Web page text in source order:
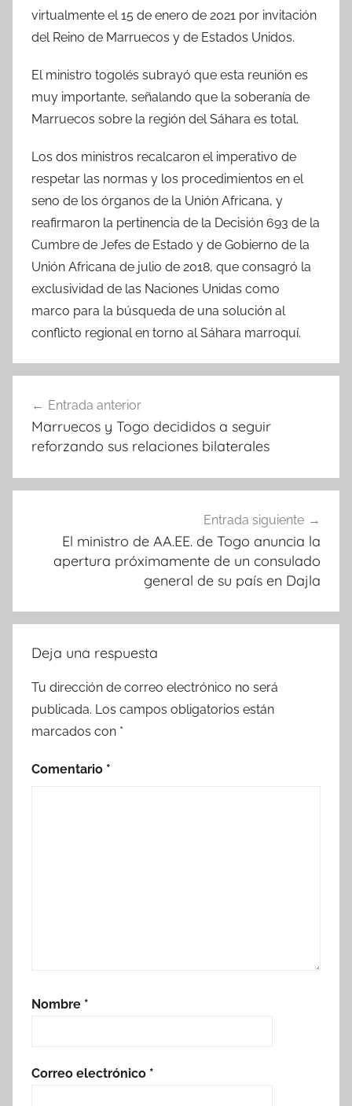
virtualmente el 15 de enero de 2021 por invitación
del Reino de Marruecos y de Estados Unidos.
El ministro togolés subrayó que esta reunión es
muy importante, señalando que la soberanía de
Marruecos sobre la región del Sáhara es total.
Los dos ministros recalcaron el imperativo de
respetar las normas y los procedimientos en el
seno de los órganos de la Unión Africana, y
reafirmaron la pertinencia de la Decisión 693 de la
Cumbre de Jefes de Estado y de Gobierno de la
Unión Africana de julio de 2018, que consagró la
exclusividad de las Naciones Unidas como
marco para la búsqueda de una solución al
conflicto regional en torno al Sáhara marroquí.
de
entradas
Entrada anterior
Marruecos y Togo decididos a seguir
reforzando sus relaciones bilaterales
Entrada siguiente
El ministro de AA.EE. de Togo anuncia la
apertura próximamente de un consulado
general de su país en Dajla
Deja una respuesta
Tu dirección de correo electrónico no será
publicada. Los campos obligatorios están
marcados con *
Comentario *
Nombre *
Correo electrónico *